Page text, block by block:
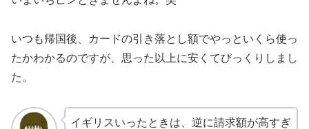
いつも帰国後、カードの引き落とし額でやっといくら使っ
たかわかるのですが、思った以上に安くてびっくりしまし
た。
イギリスいったときは、逆に請求額が高すぎ